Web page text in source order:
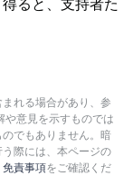
ると、支持者た
れる場合があり、参
や意見を示すものでは
でもありません。暗
際には、本ページの
免責事項をご確認くだ